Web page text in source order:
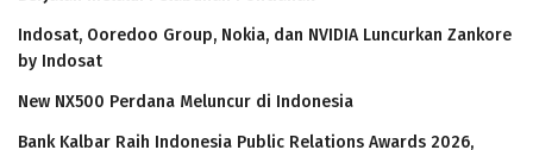
Indosat, Ooredoo Group, Nokia, dan NVIDIA Luncurkan Zankore
by Indosat
New NX500 Perdana Meluncur di Indonesia
Bank Kalbar Raih Indonesia Public Relations Awards 2026,